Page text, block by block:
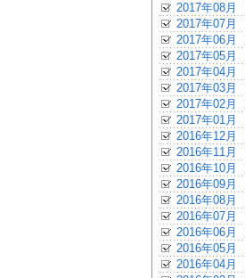
2017年08月
2017年07月
2017年06月
2017年05月
2017年04月
2017年03月
2017年02月
2017年01月
2016年12月
2016年11月
2016年10月
2016年09月
2016年08月
2016年07月
2016年06月
2016年05月
2016年04月